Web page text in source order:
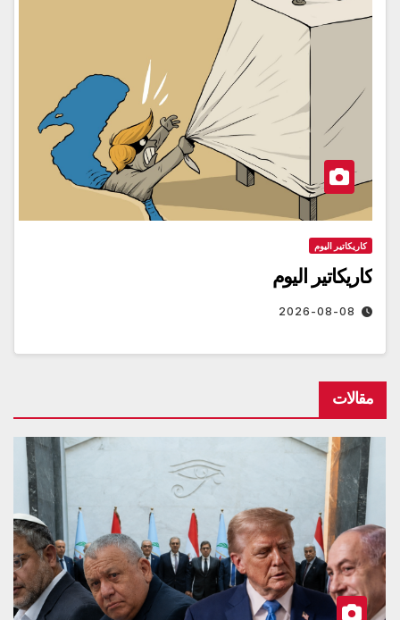
كاريكاتير اليوم
كاريكاتير اليوم
2026-08-08
مقالات